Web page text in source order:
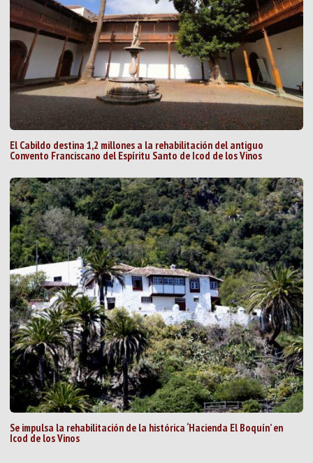
El Cabildo destina 1,2 millones a la rehabilitación del antiguo
Convento Franciscano del Espíritu Santo de Icod de los Vinos
Se impulsa la rehabilitación de la histórica ‘Hacienda El Boquín’ en
Icod de los Vinos